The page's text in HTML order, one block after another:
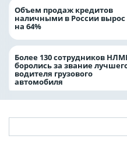
Объем продаж кредитов
наличными в России вырос
на 64%
Более 130 сотрудников
боролись за звание
водителя грузового
автомобиля